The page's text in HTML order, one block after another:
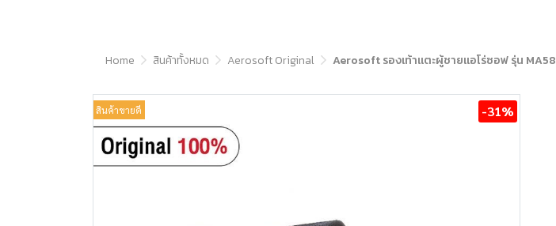
Home สินค้าทั้งหมด Aerosoft Original Aerosoft รองเท้าแตะผู้ชายแอโร่ซอฟ รุ่น
สินค้าขายดี -31%